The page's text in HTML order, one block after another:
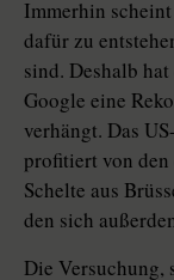
Immerhin
dafür zu
sind. Deshalb
Google eine
verhängt. Das
profitiert von
Schelte aus
den sich
Die Versuchung,